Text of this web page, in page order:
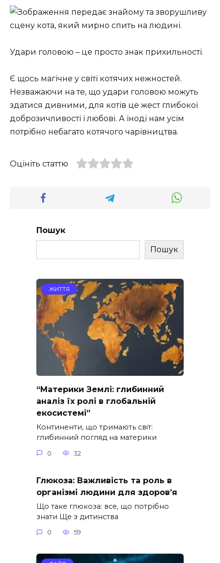
Удари головою – це просто знак прихильності.
Є щось магічне у світі котячих нежностей.
Незважаючи на те, що удари головою можуть
здатися дивними, для котів це жест глибокої
доброзичливості і любові. А іноді нам усім
потрібно небагато котячого чарівництва.
Оцініть статтю
Пошук
Пошук
ЖИТТЯ
“Материки Землі: глибинний
аналіз їх ролі в глобальній
екосистемі”
Континенти, що тримають світ:
глибинний погляд на материки
0 32
Глюкоза: Важливість та роль в
організмі людини для здоров’я
Що таке глюкоза: все, що потрібно
знати Ще з дитинства
0 59